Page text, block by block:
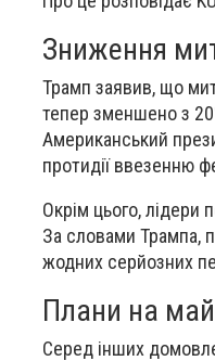
Зниження
Трамп заявив, що
тепер зменшено з
Американський
протидії ввезенню
Окрім цього, лідери
За словами Трампа,
жодних серйозних
Плани на
Серед інших